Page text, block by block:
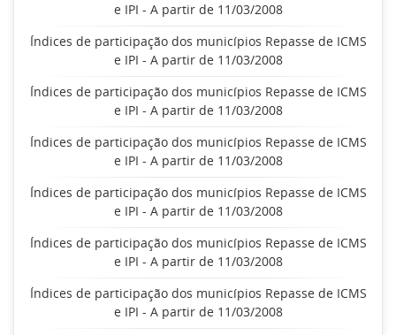
e IPI - A partir de 11/03/2008
Índices de participação dos municípios Repasse de ICMS
e IPI - A partir de 11/03/2008
Índices de participação dos municípios Repasse de ICMS
e IPI - A partir de 11/03/2008
Índices de participação dos municípios Repasse de ICMS
e IPI - A partir de 11/03/2008
Índices de participação dos municípios Repasse de ICMS
e IPI - A partir de 11/03/2008
Índices de participação dos municípios Repasse de ICMS
e IPI - A partir de 11/03/2008
Índices de participação dos municípios Repasse de ICMS
e IPI - A partir de 11/03/2008